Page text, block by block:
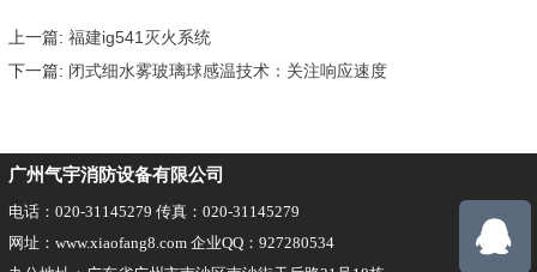
上一篇: 福建ig541灭火系统
下一篇: 闭式细水雾玻璃球感温技术：关注响应速度
广州气宇消防设备有限公司
电话：020-31145279 传真：020-31145279
网址：www.xiaofang8.com 企业QQ：927280534